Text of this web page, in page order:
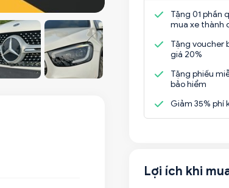
Tặng 01 phần
mua xe thành
Tặng voucher
giá 20%
Tặng phiếu
bảo hiểm
Giảm 35% phí
Lợi ích khi